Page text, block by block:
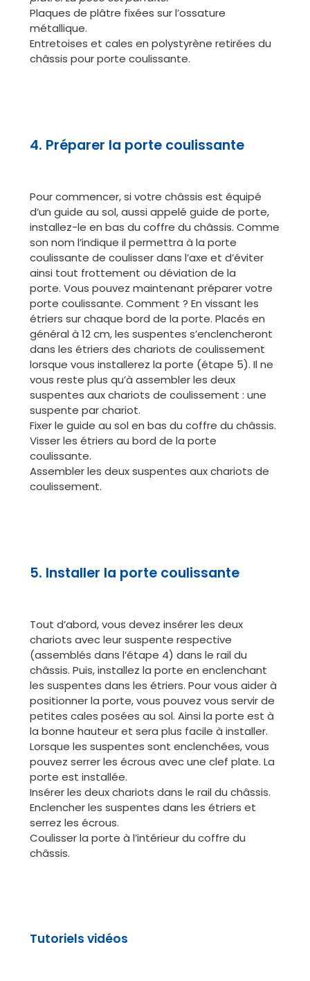
Plaques de plâtre fixées sur l’ossature
métallique.
Entretoises et cales en polystyrène retirées du
châssis pour porte coulissante.
4. Préparer la porte coulissante
Pour commencer, si votre châssis est équipé
d’un guide au sol, aussi appelé guide de porte,
installez-le en bas du coffre du châssis. Comme
son nom l’indique il permettra à la porte
coulissante de coulisser dans l’axe et d’éviter
ainsi tout frottement ou déviation de la
porte. Vous pouvez maintenant préparer votre
porte coulissante. Comment ? En vissant les
étriers sur chaque bord de la porte. Placés en
général à 12 cm, les suspentes s’enclencheront
dans les étriers des chariots de coulissement
lorsque vous installerez la porte (étape 5). Il ne
vous reste plus qu’à assembler les deux
suspentes aux chariots de coulissement : une
suspente par chariot.
Fixer le guide au sol en bas du coffre du châssis.
Visser les étriers au bord de la porte
coulissante.
Assembler les deux suspentes aux chariots de
coulissement.
5. Installer la porte coulissante
Tout d’abord, vous devez insérer les deux
chariots avec leur suspente respective
(assemblés dans l’étape 4) dans le rail du
châssis. Puis, installez la porte en enclenchant
les suspentes dans les étriers. Pour vous aider à
positionner la porte, vous pouvez vous servir de
petites cales posées au sol. Ainsi la porte est à
la bonne hauteur et sera plus facile à installer.
Lorsque les suspentes sont enclenchées, vous
pouvez serrer les écrous avec une clef plate. La
porte est installée.
Insérer les deux chariots dans le rail du châssis.
Enclencher les suspentes dans les étriers et
serrez les écrous.
Coulisser la porte à l’intérieur du coffre du
châssis.
Tutoriels vidéos